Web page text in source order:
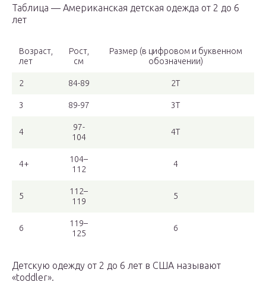
Таблица — Американская детская одежда от 2 до 6
лет
Возраст,
лет
Рост,
см
Размер (в цифровом и буквенном
обозначении)
2 84-89 2Т
3 89-97 3Т
4
97-
104
4Т
4+
104–
112
4
5
112–
119
5
6
119–
125
6
Детскую одежду от 2 до 6 лет в США называют
«toddler».